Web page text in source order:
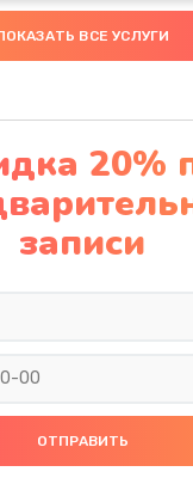
аккумулятора
4000 руб.
материнской
1100 руб.
Заказать
праймера
1000 руб.
ВСЕ УСЛУГИ
20%
записи